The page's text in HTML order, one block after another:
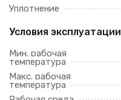
Уплотнение
Условия эксплуатации
Мин. рабочая
температура
Макс. рабочая
температура